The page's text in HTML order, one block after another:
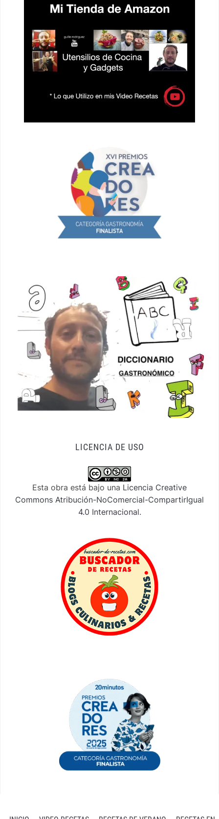
LICENCIA DE USO
Esta obra está bajo una Licencia Creative
Commons Atribución-NoComercial-CompartirIgual
4.0 Internacional.